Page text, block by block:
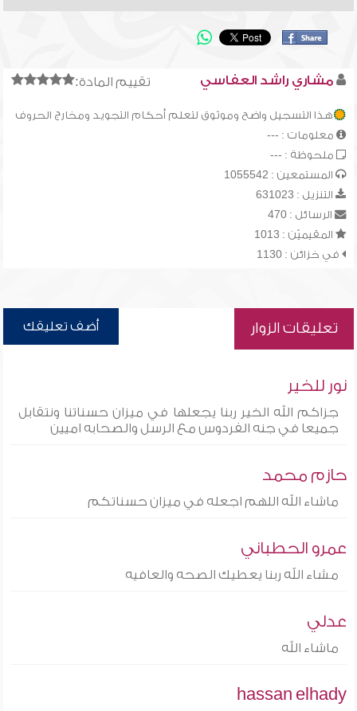
تقييم المادة: مشاري راشد العفاسي
هذا التسجيل واضح وموثوق لتعلم أحكام التجويد ومخارج الحروف
معلومات : ---
ملحوظة : ---
المستمعين : 1055542
التنزيل : 631023
الرسائل : 470
المقيميّن : 1013
في خزائن : 1130
تعليقات الزوار أضف تعليقك
نور للخير
جزاكم الله الخير ربنا يجعلها في ميزان حسناتنا ونتقابل
جميعا في جنه الفردوس مع الرسل والصحابه اميين
حازم محمد
ماشاء الله اللهم اجعله في ميزان حسناتكم
عمرو الحطباني
مشاء الله ربنا يعطيك الصحه والعافيه
عدلي
ماشاء الله
hassan elhady